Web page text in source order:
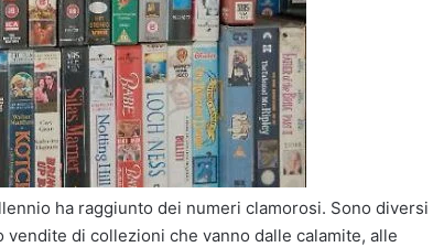
ha raggiunto dei numeri clamorosi. Sono diversi
di collezioni che vanno dalle calamite, alle